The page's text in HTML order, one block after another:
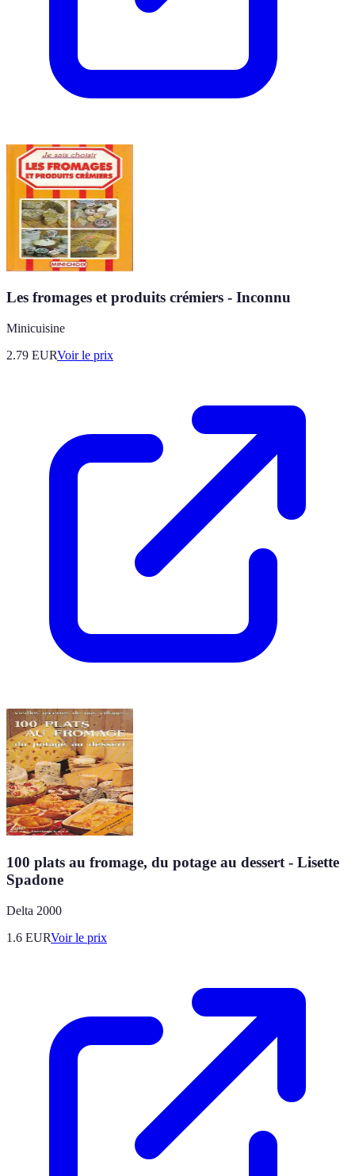
Les fromages et produits crémiers - Inconnu
Minicuisine
2.79 EURVoir le prix
100 plats au fromage, du potage au dessert - Lisette
Spadone
Delta 2000
1.6 EURVoir le prix